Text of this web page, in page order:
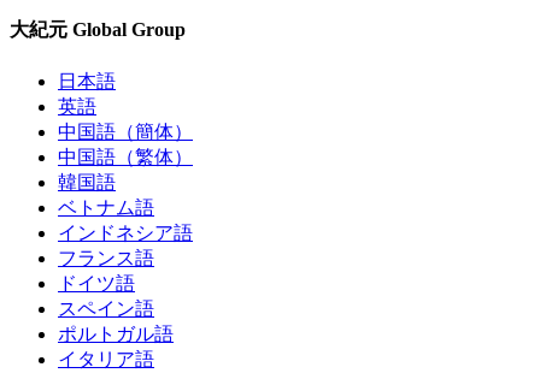
大紀元 Global Group
日本語
英語
中国語（簡体）
中国語（繁体）
韓国語
ベトナム語
インドネシア語
フランス語
ドイツ語
スペイン語
ポルトガル語
イタリア語